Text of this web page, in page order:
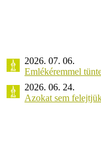
2026. 07. 06.
Emlékéremmel
2026. 06. 24.
Azokat sem